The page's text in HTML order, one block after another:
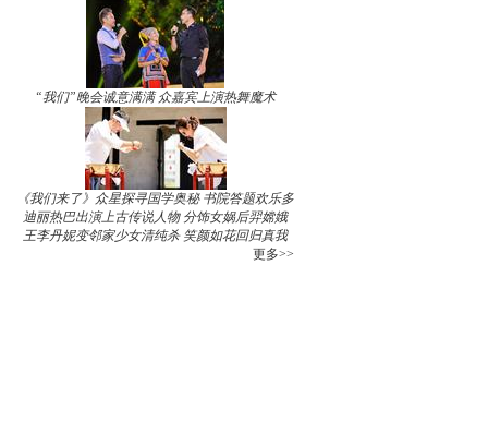
“我们”晚会诚意满满 众嘉宾上演热舞魔术
《我们来了》众星探寻国学奥秘 书院答题欢乐多
迪丽热巴出演上古传说人物 分饰女娲后羿嫦娥
王李丹妮变邻家少女清纯杀 笑颜如花回归真我
更多>>